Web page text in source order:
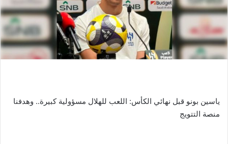
ياسين بونو قبل نهائي الكأس: اللعب للهلال مسؤولية كبيرة.. وهدفنا
منصة التتويج